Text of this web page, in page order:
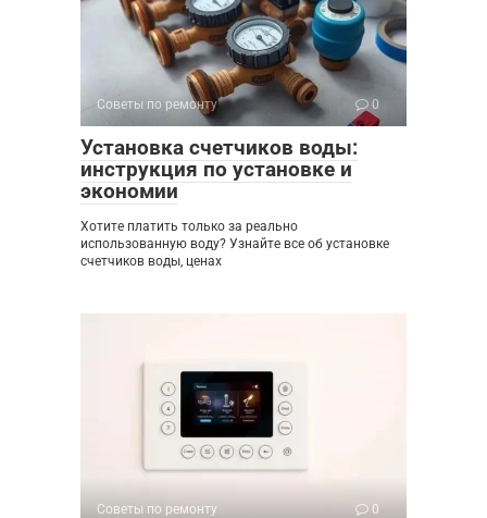
Советы по ремонту 0
Установка счетчиков воды:
инструкция по установке и
экономии
Хотите платить только за реально
использованную воду? Узнайте все об установке
счетчиков воды, ценах
Советы по ремонту 0